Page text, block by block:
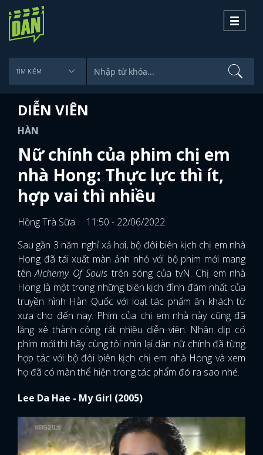
Toggle
DIỄN VIÊN
HÀN
Nữ chính của phim chị em
nhà Hong: Thực lực thì ít,
hợp vai thì nhiều
Hồng Trà Sữa
11:50 - 22/06/2022
Sau gần 3 năm nghỉ xả hơi, bộ đôi biên kịch chị em nhà
Hong đã tái xuất màn ảnh nhỏ với bộ phim mới mang
tênAlchemy Of Souls trên sóng của tvN. Chị em nhà
Hong là một trong những biên kịch đình đám nhất của
truyền hình Hàn Quốc với loạt tác phẩm ăn khách từ
xưa cho đến nay. Phim của chị em nhà này cũng đã
lăng xê thành công rất nhiều diễn viên. Nhân dịp có
phim mới thì hãy cùng tôi nhìn lại dàn nữ chính đã từng
hợp tác với bộ đôi biên kịch chị em nhà Hong và xem
họ đã có màn thể hiện trong tác phẩm đó ra sao nhé.
Lee Da Hae - My Girl (2005)